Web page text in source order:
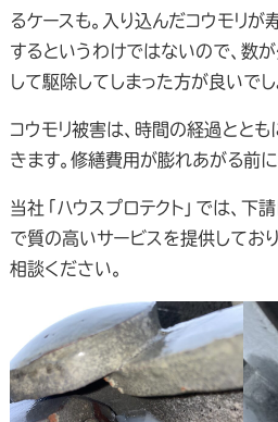
るケースも。入り込んだコウモリ
するというわけではないので、数
して駆除してしまった方が良いでし
コウモリ被害は、時間の経過とと
きます。修繕費用が膨れあがる前
当社「ハウスプロテクト」では、下
で質の高いサービスを提供してお
相談ください。